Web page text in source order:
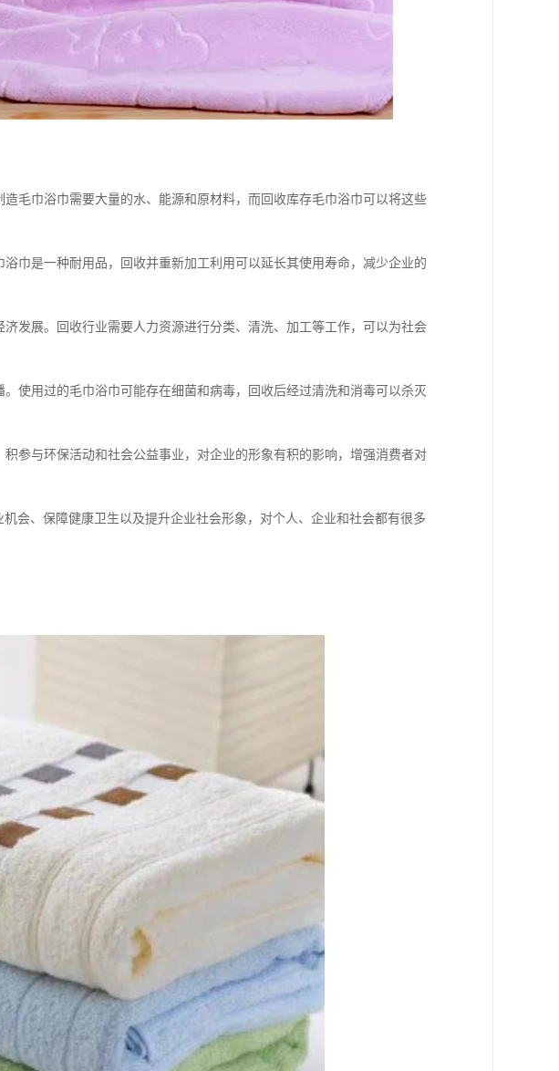
毛巾浴巾需要大量的水、能源和原材料，而回收库存毛巾浴巾可以将这些
巾是一种耐用品，回收并重新加工利用可以延长其使用寿命，减少企业的
发展。回收行业需要人力资源进行分类、清洗、加工等工作，可以为社会
使用过的毛巾浴巾可能存在细菌和病毒，回收后经过清洗和消毒可以杀灭
参与环保活动和社会公益事业，对企业的形象有积的影响，增强消费者对
会、保障健康卫生以及提升企业社会形象，对个人、企业和社会都有很多